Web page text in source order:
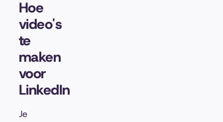
Hoe
video's
te
maken
voor
LinkedIn
Je